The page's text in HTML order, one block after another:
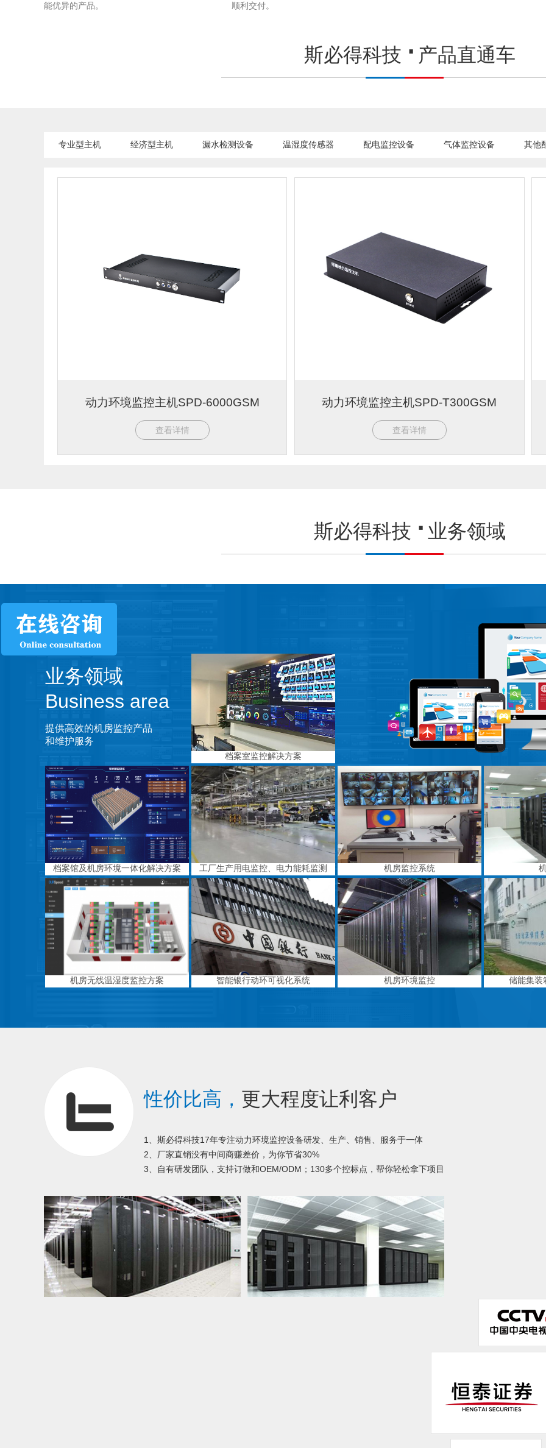
能优异的产品。
顺利交付。
斯必得科技 产品直通车
专业型主机 经济型主机 漏水检测设备 温湿度传感器 配电监控设备 气体监控设备 其他
动力环境监控主机SPD-6000GSM
查看详情
动力环境监控主机SPD-T300GSM
查看详情
斯必得科技 业务领域
业务领域
Business area
提供高效的机房监控产品
和维护服务
档案室监控解决方案
档案馆及机房环境一体化解决方案 工厂生产用电监控、电力能耗监测 机房监控系统
机房无线温湿度监控方案 智能银行动环可视化系统 机房环境监控 储能集装
性价比高， 更大程度让利客户
1、斯必得科技17年专注动力环境监控设备研发、生产、销售、服务于一体
2、厂家直销没有中间商赚差价，为你节省30%
3、自有研发团队，支持订做和OEM/ODM；130多个控标点，帮你轻松拿下项目